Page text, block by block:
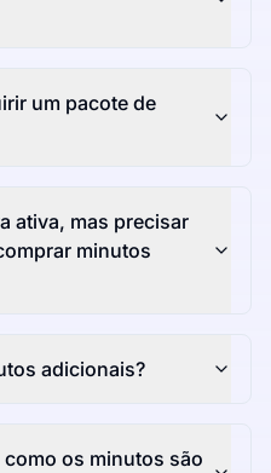
um pacote de
ativa, mas precisar
minutos
adicionais?
os minutos são